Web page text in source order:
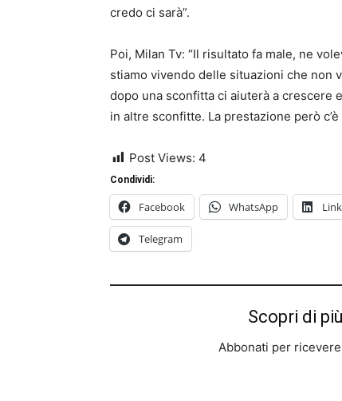
credo ci sarà”.
Poi, Milan Tv: “Il risultato fa male, ne
stiamo vivendo delle situazioni che non
dopo una sconfitta ci aiuterà a crescere
in altre sconfitte. La prestazione però
Post Views: 4
Condividi:
Facebook WhatsApp
Telegram
Scopri di
Abbonati per